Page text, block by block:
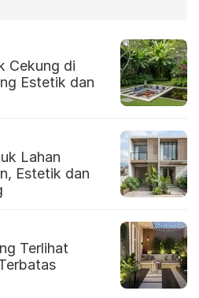
Cekung di
Estetik dan
Lahan
Estetik dan
Terlihat